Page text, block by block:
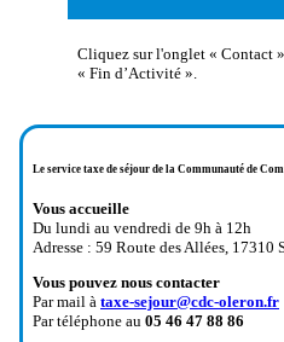
Cliquez sur l'onglet « Contact
« Fin d’Activité ».
Le service taxe de séjour de la Communauté de
Vous accueille
Du lundi au vendredi de 9h à 12h
Adresse : 59 Route des Allées, 17310
Vous pouvez nous contacter
Par mail à taxe-sejour@cdc-oleron.fr
Par téléphone au 05 46 47 88 86